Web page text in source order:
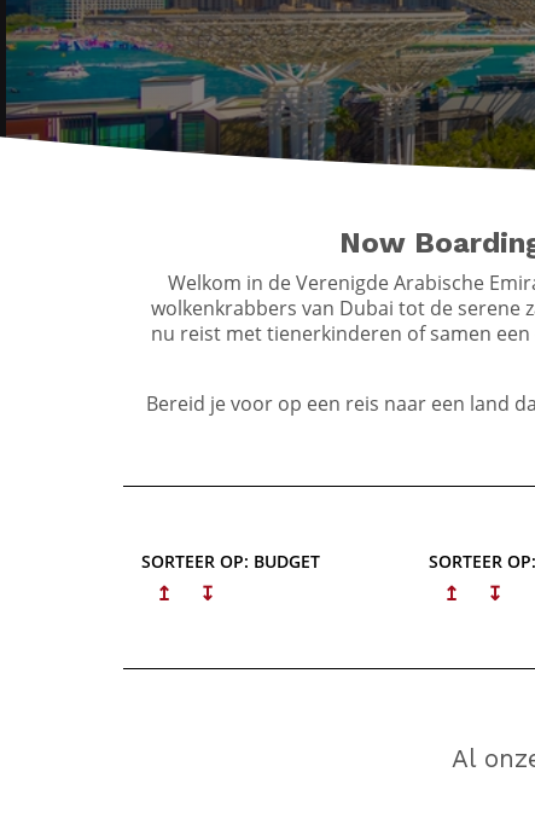
Now
Welkom in de Verenigde Arabische
wolkenkrabbers van Dubai tot de serene
nu reist met tienerkinderen of samen
Bereid je voor op een reis naar een land
SORTEER OP: BUDGET
↥ ↧
SORTEER
↥ ↧
Al